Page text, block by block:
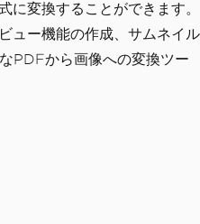
に変換することができます。
ュー機能の作成、サムネイル
PDFから画像への変換ツー